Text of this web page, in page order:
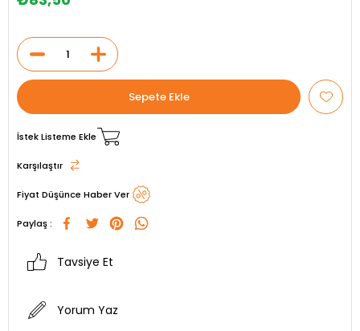
İstek Listeme Ekle
Karşılaştır
Fiyat Düşünce Haber Ver
Paylaş :
Tavsiye Et
Yorum Yaz